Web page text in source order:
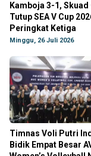
Kamboja 3-1, Skuad
Tutup SEA V Cup
Peringkat Ketiga
Minggu, 26 Juli 2026
Timnas Voli Putri
Bidik Empat Besar